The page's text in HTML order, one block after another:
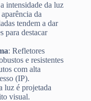
intensidade da luz
da
tendem a dar
para destacar
: Refletores
e resistentes
com alta
(IP).
luz é projetada
visual.